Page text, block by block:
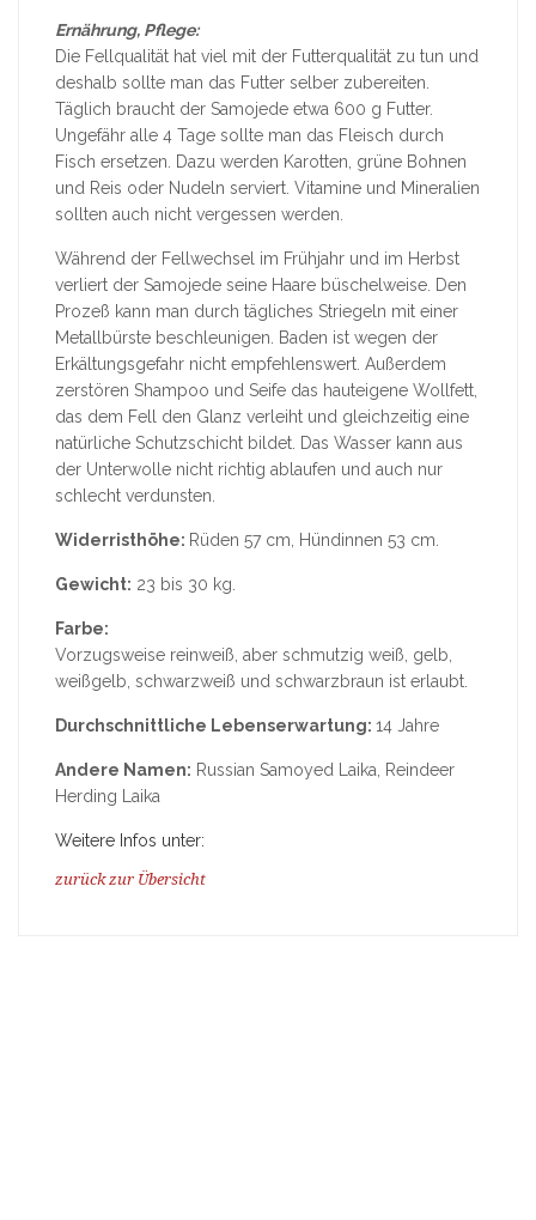
Ernährung, Pflege:
Die Fellqualität hat viel mit der Futterqualität zu tun und
deshalb sollte man das Futter selber zubereiten.
Täglich braucht der Samojede etwa 600 g Futter.
Ungefähr alle 4 Tage sollte man das Fleisch durch
Fisch ersetzen. Dazu werden Karotten, grüne Bohnen
und Reis oder Nudeln serviert. Vitamine und Mineralien
sollten auch nicht vergessen werden.
Während der Fellwechsel im Frühjahr und im Herbst
verliert der Samojede seine Haare büschelweise. Den
Prozeß kann man durch tägliches Striegeln mit einer
Metallbürste beschleunigen. Baden ist wegen der
Erkältungsgefahr nicht empfehlenswert. Außerdem
zerstören Shampoo und Seife das hauteigene Wollfett,
das dem Fell den Glanz verleiht und gleichzeitig eine
natürliche Schutzschicht bildet. Das Wasser kann aus
der Unterwolle nicht richtig ablaufen und auch nur
schlecht verdunsten.
Widerristhöhe: Rüden 57 cm, Hündinnen 53 cm.
Gewicht: 23 bis 30 kg.
Farbe:
Vorzugsweise reinweiß, aber schmutzig weiß, gelb,
weißgelb, schwarzweiß und schwarzbraun ist erlaubt.
Durchschnittliche Lebenserwartung: 14 Jahre
Andere Namen: Russian Samoyed Laika, Reindeer
Herding Laika
Weitere Infos unter:
zurück zur Übersicht